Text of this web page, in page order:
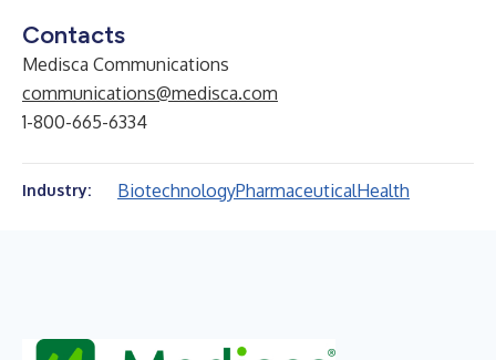
Contacts
Medisca Communications
communications@medisca.com
1-800-665-6334
Industry: BiotechnologyPharmaceuticalHealth